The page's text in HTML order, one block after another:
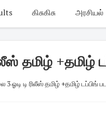
கிசுகிசு அரசியல்
தமிழ் +தமிழ்
3 ஓடி டி ரிலீஸ் தமிழ் +தமிழ் டப்பிங்